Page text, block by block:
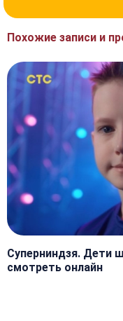
Похожие записи и
Суперниндзя. Дети
смотреть онлайн